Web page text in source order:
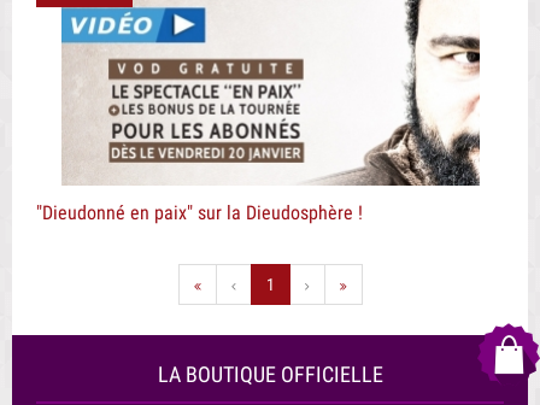
"Dieudonné en paix" sur la Dieudosphère !
1
LA BOUTIQUE OFFICIELLE